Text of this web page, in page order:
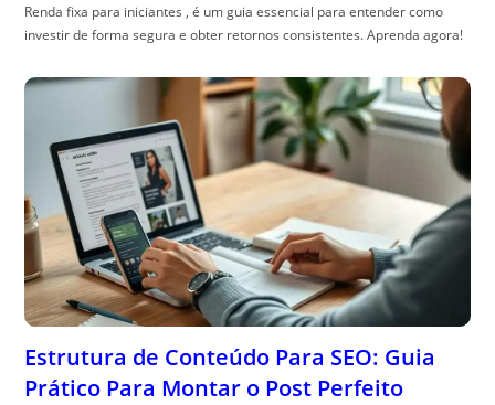
Renda fixa para iniciantes , é um guia essencial para entender como
investir de forma segura e obter retornos consistentes. Aprenda agora!
Estrutura de Conteúdo Para SEO: Guia
Prático Para Montar o Post Perfeito